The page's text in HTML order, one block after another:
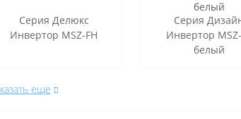
Серия Делюкс
Инвертор MSZ-FH
Серия
Инвертор
белый
еще